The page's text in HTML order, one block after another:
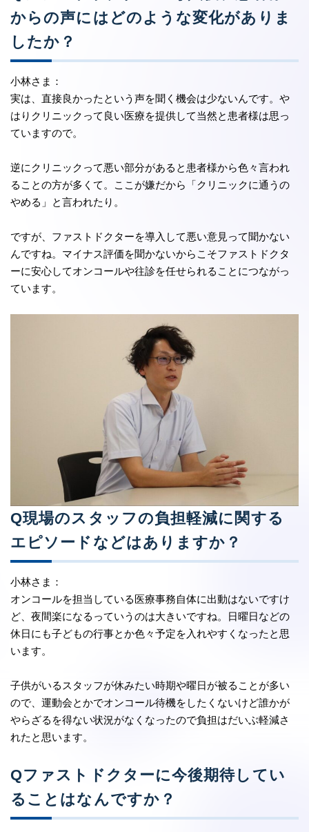
からの声にはどのような変化がありま
したか？
小林さま：
実は、直接良かったという声を聞く機会は少ないんです。や
はりクリニックって良い医療を提供して当然と患者様は思っ
ていますので。
逆にクリニックって悪い部分があると患者様から色々言われ
ることの方が多くて。ここが嫌だから「クリニックに通うの
やめる」と言われたり。
ですが、ファストドクターを導入して悪い意見って聞かない
んですね。マイナス評価を聞かないからこそファストドクタ
ーに安心してオンコールや往診を任せられることにつながっ
ています。
Q現場のスタッフの負担軽減に関する
エピソードなどはありますか？
小林さま：
オンコールを担当している医療事務自体に出動はないですけ
ど、夜間楽になるっていうのは大きいですね。日曜日などの
休日にも子どもの行事とか色々予定を入れやすくなったと思
います。
子供がいるスタッフが休みたい時期や曜日が被ることが多い
ので、運動会とかでオンコール待機をしたくないけど誰かが
やらざるを得ない状況がなくなったので負担はだいぶ軽減さ
れたと思います。
Qファストドクターに今後期待してい
ることはなんですか？